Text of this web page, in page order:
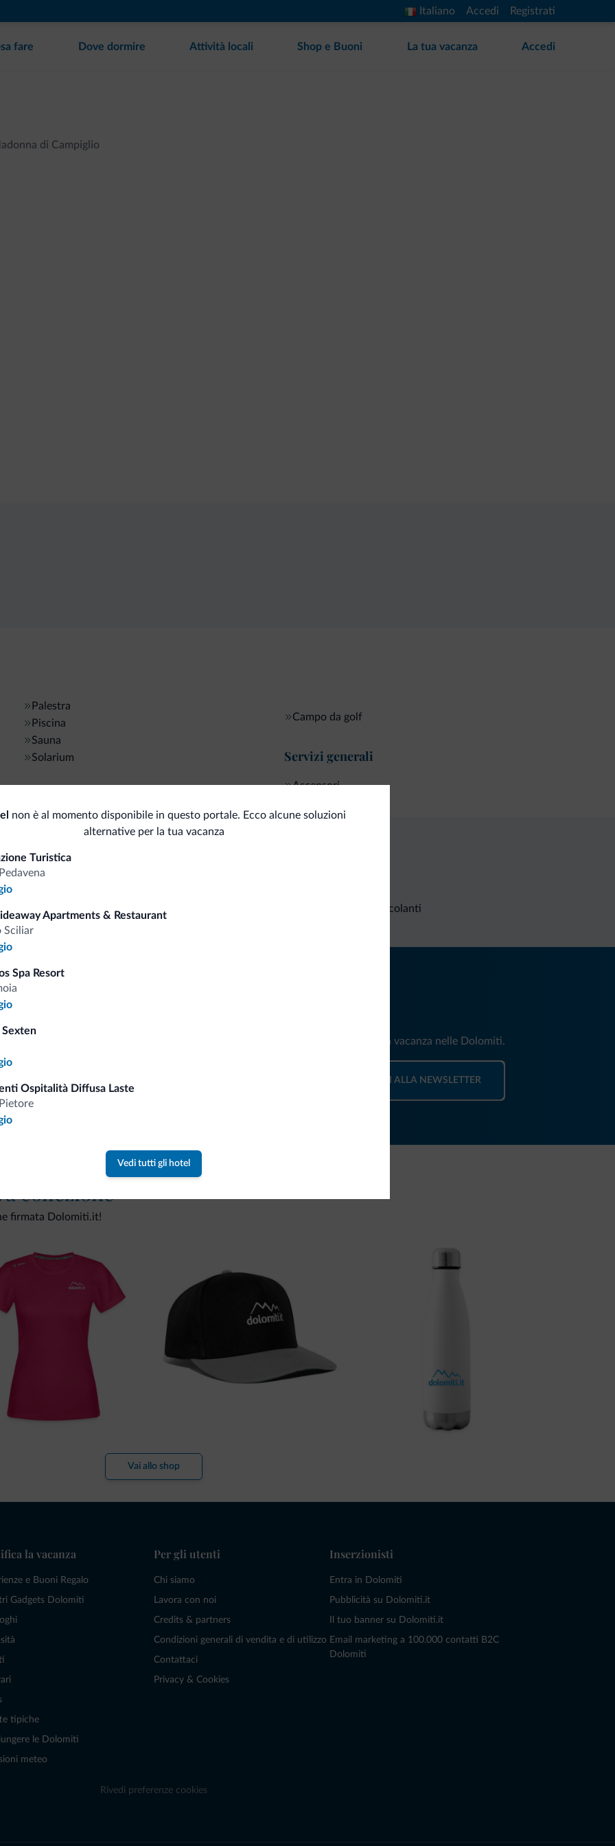
Italiano Accedi Registrati
fare Dove dormire Attività locali Shop e Buoni La tua vacanza Accedi
di Campiglio
Palestra
Piscina
Sauna
Solarium
Campo da golf
Servizi generali
Ascensori
non è al momento disponibile in questo portale. Ecco alcune soluzioni
alternative per la tua vacanza
Turistica
Apartments & Restaurant
Sciliar
Spa Resort
Sexten
Ospitalità Diffusa Laste
Vedi tutti gli hotel
Tariffe vantaggiose Richieste non vincolanti
Riceverai informazioni, offerte esclusive e news per la tua vacanza nelle Dolomiti.
ISCRIVITI ALLA NEWSLETTER
collezione
firmata Dolomiti.it!
Vai allo shop
la vacanza
e Buoni Regalo
Gadgets Dolomiti
tipiche
le Dolomiti
meteo
Per gli utenti
Chi siamo
Lavora con noi
Credits & partners
Condizioni generali di vendita e di utilizzo
Contattaci
Privacy & Cookies
Inserzionisti
Entra in Dolomiti
Pubblicità su Dolomiti.it
Il tuo banner su Dolomiti.it
Email marketing a 100.000 contatti B2C
Dolomiti
Rivedi preferenze cookies